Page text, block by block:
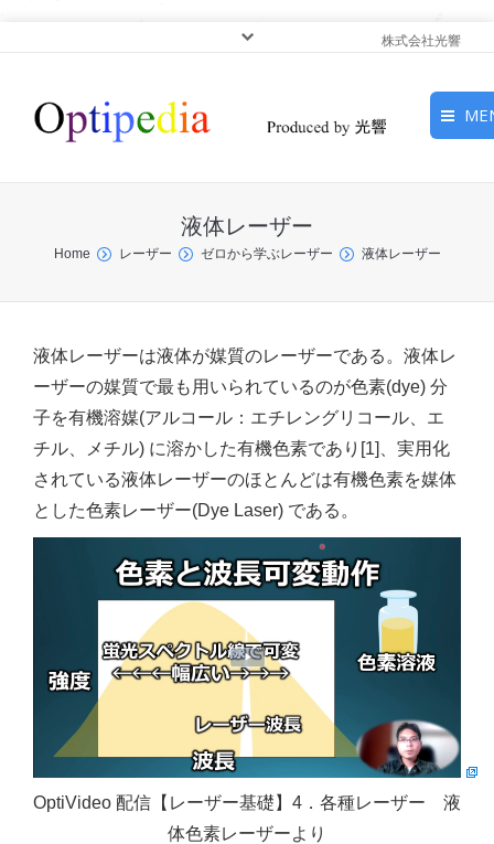
株式会社光響
ピックアップ
光応用・アプリケーショ
ン
サービス
液体レーザー
You are here:
Home レーザー ゼロから学ぶレーザー 液体レーザー
液体レーザーは液体が媒質のレーザーである。液体レ
ーザーの媒質で最も用いられているのが色素(dye) 分
子を有機溶媒(アルコール：エチレングリコール、エ
チル、メチル) に溶かした有機色素であり[1]、実用化
されている液体レーザーのほとんどは有機色素を媒体
とした色素レーザー(Dye Laser) である。
OptiVideo 配信【レーザー基礎】4．各種レーザー 液
体色素レーザーより